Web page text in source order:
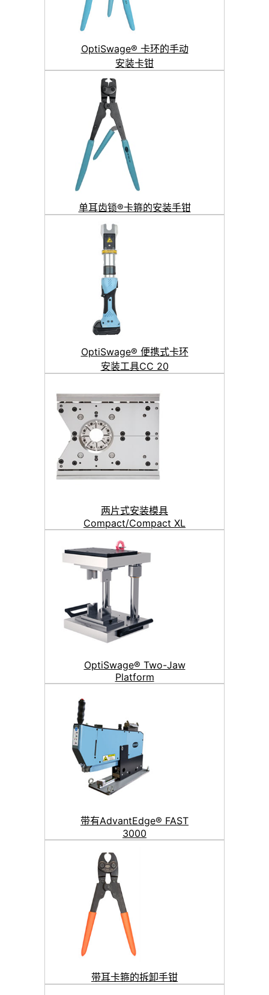
OptiSwage® 卡环的手动
安装卡钳
单耳齿锁®卡箍的安装手钳
OptiSwage® 便携式卡环
安装工具CC 20
两片式安装模具
Compact/Compact XL
OptiSwage® Two-Jaw
Platform
带有AdvantEdge® FAST
3000
带耳卡箍的拆卸手钳